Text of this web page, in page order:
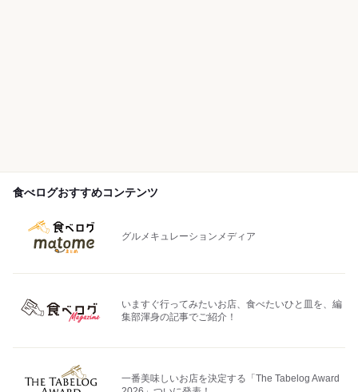
食べログおすすめコンテンツ
グルメキュレーションメディア
いますぐ行ってみたいお店、食べたいひと皿を、編
集部渾身の記事でご紹介！
一番美味しいお店を決定する「The Tabelog Award